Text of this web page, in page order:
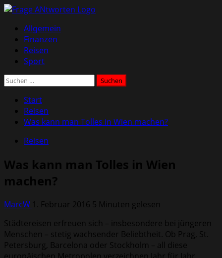
Zum
springen
Primäres
Menü
Allgemein
Finanzen
Reisen
Sport
Suchen
Start
Reisen
Was kann man Tolles in Wien machen?
Reisen
Was kann man Tolles in Wien
machen?
MarcW 1. Februar 2016 5 Minuten gelesen
Städtereisen erfreuen sich – insbesondere bei jüngeren
Menschen – stetig wachsender Beliebtheit. Ob Prag, St.
Petersburg, Barcelona oder Stockholm – all diese